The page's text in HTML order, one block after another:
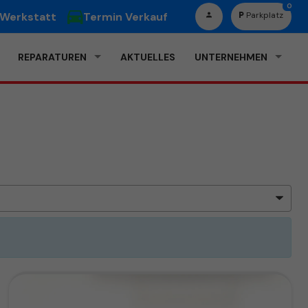
Termin Verkauf Parkplatz
0
REPARATUREN AKTUELLES UNTERNEHMEN